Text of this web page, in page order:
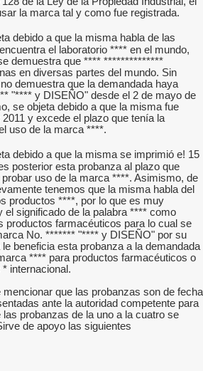
la marca tal y como fue registrada.
debido a que la misma habla de las
el laboratorio **** en el mundo,
demuestra que **** **************
en diversas partes del mundo. Sin
demuestra que la demandada haya
"**** y DISEÑO" desde el 2 de mayo de
se objeta debido a que la misma fue
y excede el plazo que tenía la
uso de la marca ****.
debido a que la misma se imprimió e! 15
posterior esta probanza al plazo que
uso de la marca ****. Asimismo, de
tenemos que la misma habla del
productos ****, por lo que es muy
el significado de la palabra **** como
productos farmacéuticos para lo cual se
No. ******* "**** y DISEÑO" por su
beneficia esta probanza a la demandada
**** para productos farmacéuticos o
internacional.
que las probanzas son de fecha
ante la autoridad competente para
probanzas de la uno a la cuatro se
de apoyo las siguientes